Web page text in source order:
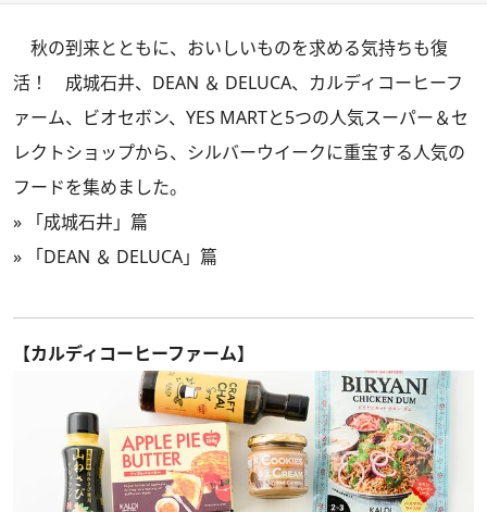
秋の到来とともに、おいしいものを求める気持ちも復
活！ 成城石井、DEAN ＆ DELUCA、カルディコーヒーフ
ァーム、ビオセボン、YES MARTと5つの人気スーパー＆セ
レクトショップから、シルバーウイークに重宝する人気の
フードを集めました。
»
「成城石井」篇
»
「DEAN ＆ DELUCA」篇
【カルディコーヒーファーム】